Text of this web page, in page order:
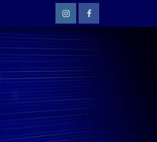
InstagramFacebook